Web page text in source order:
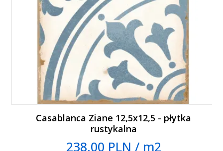
Casablanca Ziane 12,5x12,5 - płytka
rustykalna
238.00 PLN / m2